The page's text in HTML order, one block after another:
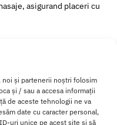
noi și partenerii noștri folosim
și / sau a accesa informații
de aceste tehnologii ne va
date cu caracter personal,
uri unice pe acest site și să
asigurand placeri cu
consistenta, astfel ca
sesiune de masaj.
si invata ce